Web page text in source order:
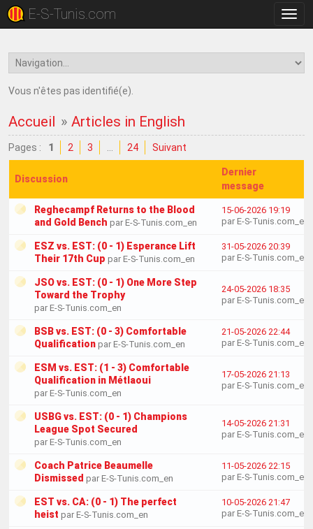
la
E-S-Tunis.com
Vous n'êtes pas identifié(e).
Accueil »Articles in English
Pages : 1 2 3 24 Suivant
Discussion
Dernier
message
Reghecampf Returns to the Blood
and Gold Bench par E-S-Tunis.com_en
15-06-2026 19:19
par E-S-Tunis.com_en
ESZ vs. EST: (0 - 1) Esperance Lift
Their 17th Cup par E-S-Tunis.com_en
31-05-2026 20:39
par E-S-Tunis.com_en
JSO vs. EST: (0 - 1) One More Step
Toward the Trophy
par E-S-Tunis.com_en
24-05-2026 18:35
par E-S-Tunis.com_en
BSB vs. EST: (0 - 3) Comfortable
Qualification par E-S-Tunis.com_en
21-05-2026 22:44
par E-S-Tunis.com_en
ESM vs. EST: (1 - 3) Comfortable
Qualification in Métlaoui
par E-S-Tunis.com_en
17-05-2026 21:13
par E-S-Tunis.com_en
USBG vs. EST: (0 - 1) Champions
League Spot Secured
par E-S-Tunis.com_en
14-05-2026 21:31
par E-S-Tunis.com_en
Coach Patrice Beaumelle
Dismissed par E-S-Tunis.com_en
11-05-2026 22:15
par E-S-Tunis.com_en
EST vs. CA: (0 - 1) The perfect
heist par E-S-Tunis.com_en
10-05-2026 21:47
par E-S-Tunis.com_en